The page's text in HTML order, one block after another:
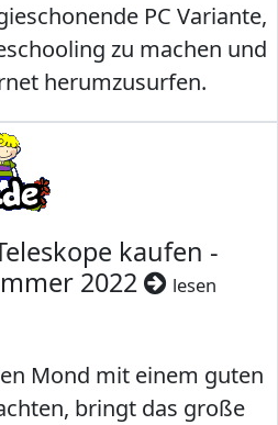
PC Variante,
zu machen und
herumzusurfen.
kaufen -
2022
lesen
Mond mit einem guten
bringt das große